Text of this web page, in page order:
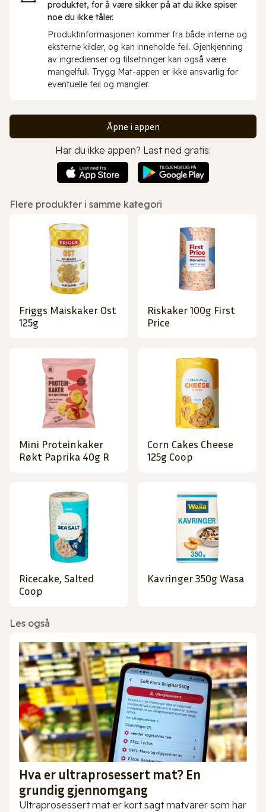
produktet, for å være sikker på at du ikke spiser
noe du ikke tåler.
Produktinformasjonen kommer fra både interne og
eksterne kilder, og kan inneholde feil. Gjenkjenning
av ingredienser og tilsetninger kan også være
mangelfull. Trygg Mat-appen er ikke ansvarlig for
eventuelle feil og mangler.
Åpne i appen
Har du ikke appen? Last ned gratis:
Flere produkter i samme kategori
Friggs Maiskaker Ost
125g
Riskaker 100g First
Price
Mini Proteinkaker
Røkt Paprika 40g R
Corn Cakes Cheese
125g Coop
Ricecake, Salted
Coop
Kavringer 350g Wasa
Les også
Hva er ultraprosessert mat? En
grundig gjennomgang
Ultraprosessert mat er kort sagt matvarer som har